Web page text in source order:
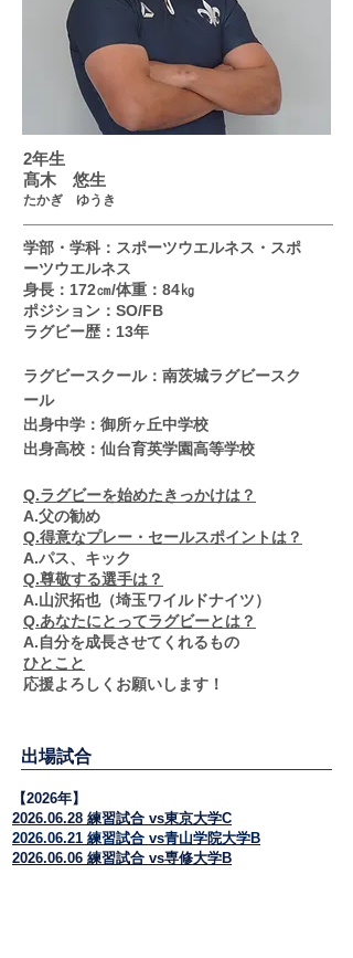
2年生
髙木 悠生
​たかぎ ゆうき
学部・学科：スポーツウエルネス・スポ
ーツウエルネス
身長：172㎝/体重：84㎏
​ポジション：SO/FB
ラグビー歴：13年
ラグビースクール：南茨城ラグビースク
ール
出身中学：御所ヶ丘中学校
出身高校：仙台育英学園高等学校
Q.ラグビーを始めたきっかけは？
A.父の勧め
Q.得意なプレー・セールスポイントは？
A.パス、キック
Q.尊敬する選手は？
A.山沢拓也（埼玉ワイルドナイツ）
Q.あなたにとってラグビーとは？
A.自分を成長させてくれるもの
ひとこと
​応援よろしくお願いします！
​出場試合
【2026年】
2026.06.28 練習試合 vs東京大学C
2026.06.21 練習試合 vs青山学院大学B
2026.06.06 練習試合 vs専修大学B